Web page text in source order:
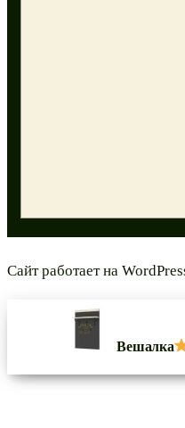
Сайт работает на
Вешалка